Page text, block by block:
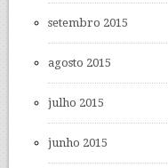
setembro 2015
agosto 2015
julho 2015
junho 2015